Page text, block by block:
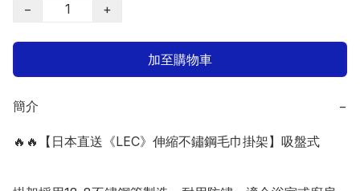
−
+
加至購物車
簡介 −
🔥🔥【日本直送《LEC》伸縮不鏽鋼毛巾掛架】吸盤式